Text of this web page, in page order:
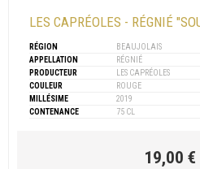
LES CAPRÉOLES - RÉGNIÉ
RÉGION
BEAUJOLAIS
APPELLATION
RÉGNIÉ
PRODUCTEUR
LES CAPRÉOLES
COULEUR
ROUGE
MILLÉSIME
2019
CONTENANCE
75 CL
19,00 €